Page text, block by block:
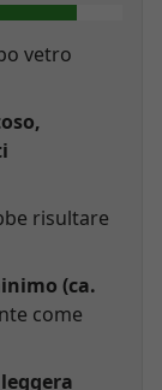
vetro
risultare
(ca.
come